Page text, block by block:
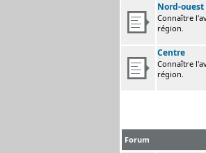
Nord-ouest
Connaître
région.
Centre
Connaître
région.
Forum